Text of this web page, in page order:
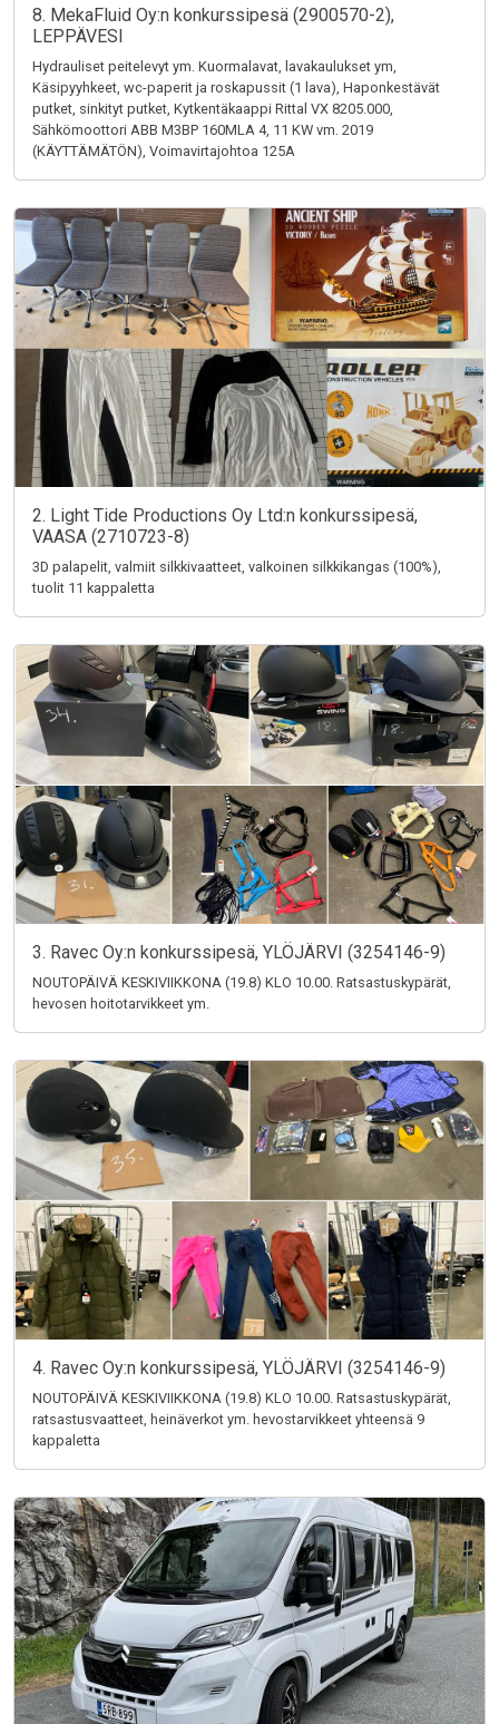
8. MekaFluid Oy:n konkurssipesä (2900570-2),
LEPPÄVESI
Hydrauliset peitelevyt ym. Kuormalavat, lavakaulukset ym,
Käsipyyhkeet, wc-paperit ja roskapussit (1 lava), Haponkestävät
putket, sinkityt putket, Kytkentäkaappi Rittal VX 8205.000,
Sähkömoottori ABB M3BP 160MLA 4, 11 KW vm. 2019
(KÄYTTÄMÄTÖN), Voimavirtajohtoa 125A
2. Light Tide Productions Oy Ltd:n konkurssipesä,
VAASA (2710723-8)
3D palapelit, valmiit silkkivaatteet, valkoinen silkkikangas (100%),
tuolit 11 kappaletta
3. Ravec Oy:n konkurssipesä, YLÖJÄRVI (3254146-9)
NOUTOPÄIVÄ KESKIVIIKKONA (19.8) KLO 10.00. Ratsastuskypärät,
hevosen hoitotarvikkeet ym.
4. Ravec Oy:n konkurssipesä, YLÖJÄRVI (3254146-9)
NOUTOPÄIVÄ KESKIVIIKKONA (19.8) KLO 10.00. Ratsastuskypärät,
ratsastusvaatteet, heinäverkot ym. hevostarvikkeet yhteensä 9
kappaletta